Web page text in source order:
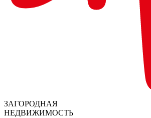
ЗАГОРОДНАЯ
НЕДВИЖИМОСТЬ